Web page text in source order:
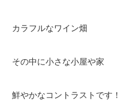
カラフルなワイン畑
その中に小さな小屋や家
鮮やかなコントラストです！
お知らせ